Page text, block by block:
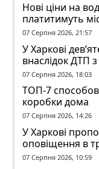
Нові ціни на
платитимуть
07 Серпня 2026, 21:57
У Харкові
внаслідок ДТП
07 Серпня 2026, 18:03
ТОП-7
коробки дома
07 Серпня 2026, 14:26
У Харкові
оповіщення в
07 Серпня 2026, 10:59